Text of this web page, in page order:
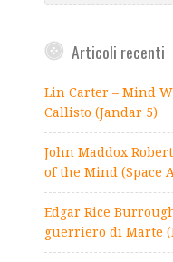
Articoli recenti
Lin Carter – Mind
Callisto (Jandar 5)
John Maddox
of the Mind (Space
Edgar Rice
guerriero di Marte